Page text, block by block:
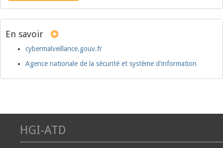
En savoir
cybermalveillance.gouv.fr
Agence nationale de la sécurité et système d'information
HGI-ATD